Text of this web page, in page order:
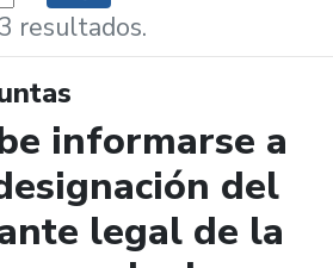
resultados.
informarse a
del
legal de la